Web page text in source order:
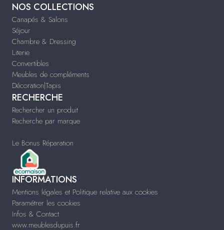
NOS COLLECTIONS
Canapés & Salons
Séjour
Chambre & Dressing
Literie
Convertibles
Meubles de compléments
Décoration|Tapis
RECHERCHE
Rechercher un produit
Recherche par marque
Le Bonus Réparation
INFORMATIONS
Mentions légales et Politique relative aux cookies
Paramétrer les cookies
Infos & Contact
www.meublesdupuis.fr